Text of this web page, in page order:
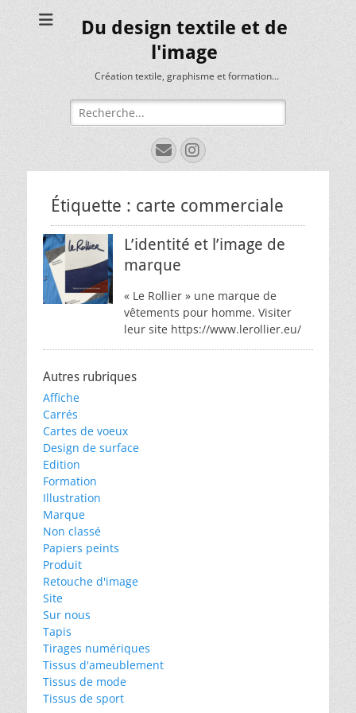
Du design textile et de
l'image
Création textile, graphisme et formation…
Rechercher :
E-
mail
Instagram
Étiquette : carte commerciale
L’identité et l’image de
marque
« Le Rollier » une marque de
vêtements pour homme. Visiter
leur site https://www.lerollier.eu/
Autres rubriques
Affiche
Carrés
Cartes de voeux
Design de surface
Edition
Formation
Illustration
Marque
Non classé
Papiers peints
Produit
Retouche d'image
Site
Sur nous
Tapis
Tirages numériques
Tissus d'ameublement
Tissus de mode
Tissus de sport